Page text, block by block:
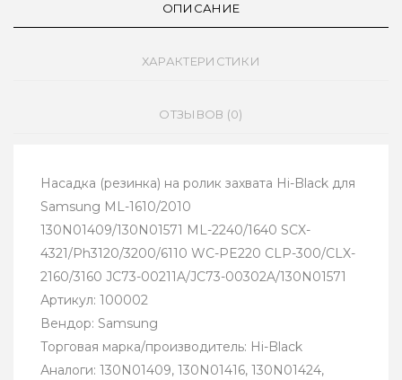
ОПИСАНИЕ
ХАРАКТЕРИСТИКИ
ОТЗЫВОВ (0)
Насадка (резинка) на ролик захвата Hi-Black для
Samsung ML-1610/2010
130N01409/130N01571 ML-2240/1640 SCX-
4321/Ph3120/3200/6110 WC-РE220 CLP-300/CLX-
2160/3160 JC73-00211A/JC73-00302A/130N01571
Артикул: 100002
Вендор: Samsung
Торговая марка/производитель: Hi-Black
Аналоги: 130N01409, 130N01416, 130N01424,